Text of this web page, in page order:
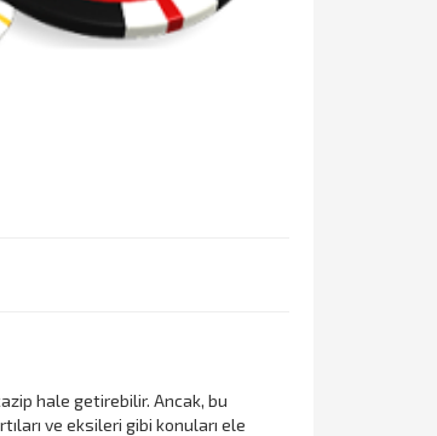
hale getirebilir. Ancak, bu
ve eksileri gibi konuları ele